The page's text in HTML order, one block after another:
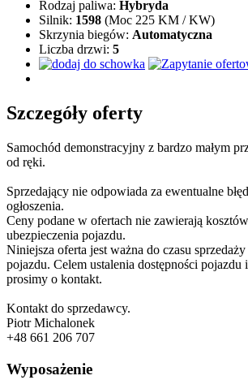
Rodzaj paliwa: Hybryda
Silnik: 1598 (Moc 225 KM / KW)
Skrzynia biegów: Automatyczna
Liczba drzwi: 5
Szczegóły oferty
Samochód demonstracyjny z bardzo małym
od ręki.
Sprzedający nie odpowiada za ewentualne
ogłoszenia.
Ceny podane w ofertach nie zawierają
ubezpieczenia pojazdu.
Niniejsza oferta jest ważna do czasu
pojazdu. Celem ustalenia dostępności pojazdu
prosimy o kontakt.
Kontakt do sprzedawcy.
Piotr Michalonek
+48 661 206 707
Wyposażenie